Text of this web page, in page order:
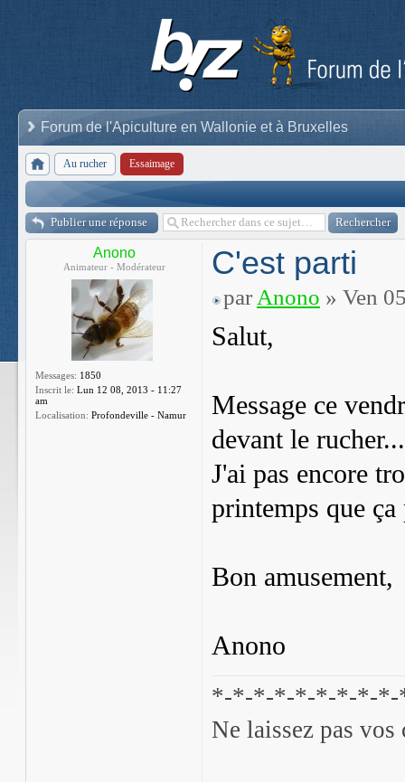
Forum de l'Apiculture en Wallonie et à Bruxelles
Au rucher Essaimage
Publier une réponse
Anono
Animateur - Modérateur
Messages: 1850
Inscrit le: Lun 12 08, 2013 - 11:27
am
Localisation: Profondeville - Namur
C'est parti
par Anono » Ven
Salut,
Message ce
devant le rucher...
J'ai pas encore
printemps que
Bon amusement,
Anono
*-*-*-*-*-*-*-*-
Ne laissez pas